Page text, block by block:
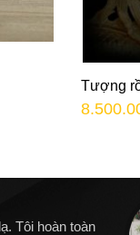
Tượng
Tôi hoàn toàn